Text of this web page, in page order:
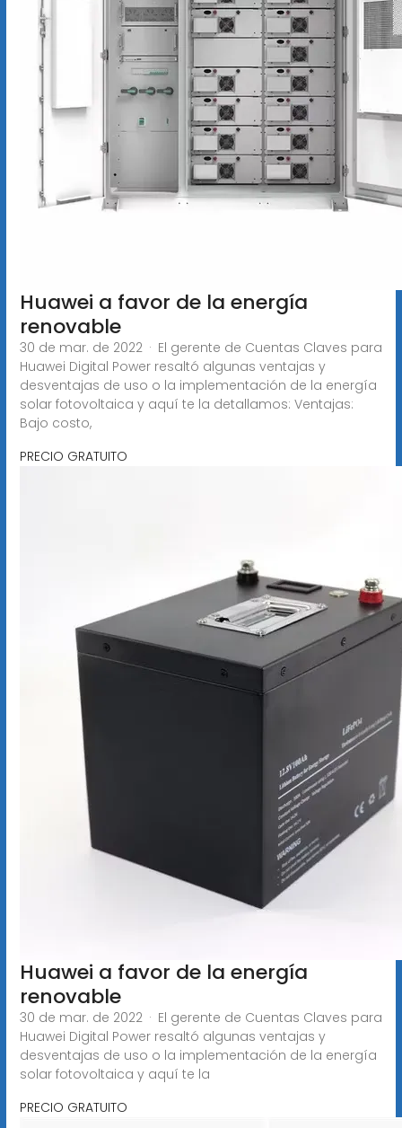
Huawei a favor de la energía
renovable
30 de mar. de 2022 · El gerente de Cuentas Claves para
Huawei Digital Power resaltó algunas ventajas y
desventajas de uso o la implementación de la energía
solar fotovoltaica y aquí te la detallamos: Ventajas:
Bajo costo,
PRECIO GRATUITO
Huawei a favor de la energía
renovable
30 de mar. de 2022 · El gerente de Cuentas Claves para
Huawei Digital Power resaltó algunas ventajas y
desventajas de uso o la implementación de la energía
solar fotovoltaica y aquí te la
PRECIO GRATUITO